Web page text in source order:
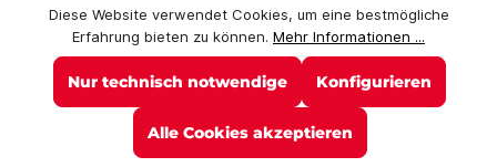
Diese Website verwendet Cookies, um eine bestmögliche
Erfahrung bieten zu können. Mehr Informationen ...
Nur technisch notwendige Konfigurieren
Alle Cookies akzeptieren